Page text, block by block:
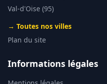
Val-d'Oise (95)
→ Toutes nos villes
Plan du site
Informations légales